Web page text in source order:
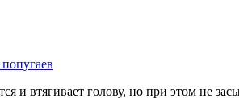
и втягивает голову, но при этом не